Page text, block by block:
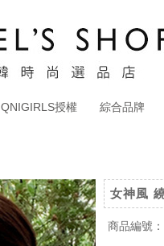
QNIGIRLS授權 綜合品牌
女神風
商品編號：